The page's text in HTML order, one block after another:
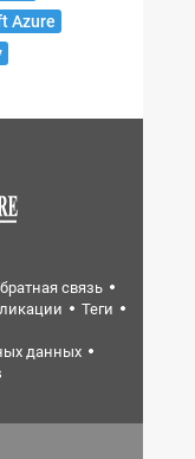
Azure
связь
Теги
данных